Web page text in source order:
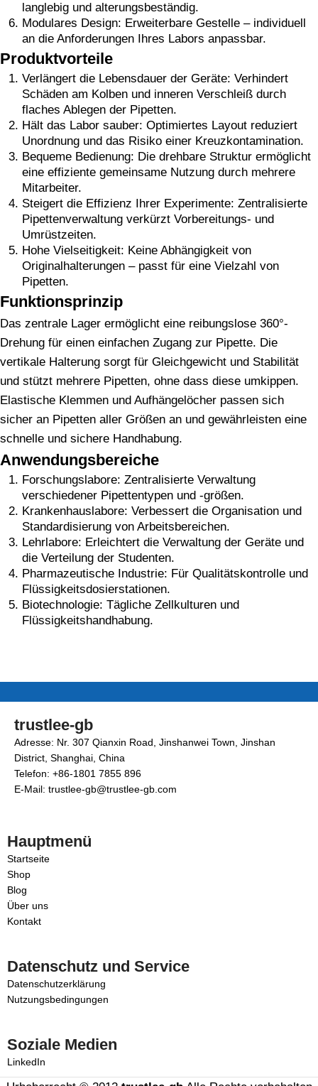
langlebig und alterungsbeständig.
Modulares Design: Erweiterbare Gestelle – individuell
an die Anforderungen Ihres Labors anpassbar.
Produktvorteile
Verlängert die Lebensdauer der Geräte: Verhindert
Schäden am Kolben und inneren Verschleiß durch
flaches Ablegen der Pipetten.
Hält das Labor sauber: Optimiertes Layout reduziert
Unordnung und das Risiko einer Kreuzkontamination.
Bequeme Bedienung: Die drehbare Struktur ermöglicht
eine effiziente gemeinsame Nutzung durch mehrere
Mitarbeiter.
Steigert die Effizienz Ihrer Experimente: Zentralisierte
Pipettenverwaltung verkürzt Vorbereitungs- und
Umrüstzeiten.
Hohe Vielseitigkeit: Keine Abhängigkeit von
Originalhalterungen – passt für eine Vielzahl von
Pipetten.
Funktionsprinzip
Das zentrale Lager ermöglicht eine reibungslose 360°-
Drehung für einen einfachen Zugang zur Pipette. Die
vertikale Halterung sorgt für Gleichgewicht und Stabilität
und stützt mehrere Pipetten, ohne dass diese umkippen.
Elastische Klemmen und Aufhängelöcher passen sich
sicher an Pipetten aller Größen an und gewährleisten eine
schnelle und sichere Handhabung.
Anwendungsbereiche
Forschungslabore: Zentralisierte Verwaltung
verschiedener Pipettentypen und -größen.
Krankenhauslabore: Verbessert die Organisation und
Standardisierung von Arbeitsbereichen.
Lehrlabore: Erleichtert die Verwaltung der Geräte und
die Verteilung der Studenten.
Pharmazeutische Industrie: Für Qualitätskontrolle und
Flüssigkeitsdosierstationen.
Biotechnologie: Tägliche Zellkulturen und
Flüssigkeitshandhabung.
trustlee-gb
Adresse: Nr. 307 Qianxin Road, Jinshanwei Town, Jinshan
District, Shanghai, China
Telefon: +86-1801 7855 896
E-Mail: trustlee-gb@trustlee-gb.com
Hauptmenü
Startseite
Shop
Blog
Über uns
Kontakt
Datenschutz und Service
Datenschutzerklärung
Nutzungsbedingungen
Soziale Medien
LinkedIn